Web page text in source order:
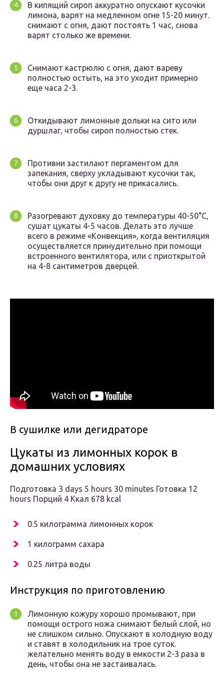
В кипящий сироп аккуратно опускают кусочки
лимона, варят на медленном огне 15-20 минут.
снимают с огня, дают постоять 1 час, снова
варят столько же времени.
Снимают кастрюлю с огня, дают вареву
полностью остыть, на это уходит примерно
еще часа 2-3.
Откидывают лимонные дольки на сито или
дуршлаг, чтобы сироп полностью стек.
Противни застилают пергаментом для
запекания, сверху укладывают кусочки так,
чтобы они друг к другу не прикасались.
Разогревают духовку до температуры 40-50°С,
сушат цукаты 4-5 часов. Делать это лучше
всего в режиме «Конвекция», когда вентиляция
осуществляется принудительно при помощи
встроенного вентилятора, или с приоткрытой
на 4-8 сантиметров дверцей.
В сушилке или дегидраторе
Цукаты из лимонных корок в
домашних условиях
Подготовка 3 days 5 hours 30 minutes Готовка 12
hours Порций 4 Ккал 678 kcal
0.5 килограмма лимонных корок
1 килограмм сахара
0.25 литра воды
Инструкция по приготовлению
Лимонную кожуру хорошо промывают, при
помощи острого ножа снимают белый слой, но
не слишком сильно. Опускают в холодную воду
и ставят в холодильник на трое суток.
желательно менять воду в емкости 2-3 раза в
день, чтобы она не застаивалась.